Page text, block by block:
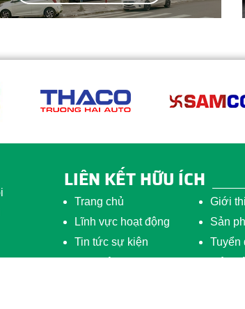
LIÊN KẾT HỮU ÍCH
Trang chủ
Giới
Lĩnh vực hoạt động
Sản
Tin tức sự kiện
Tuyển